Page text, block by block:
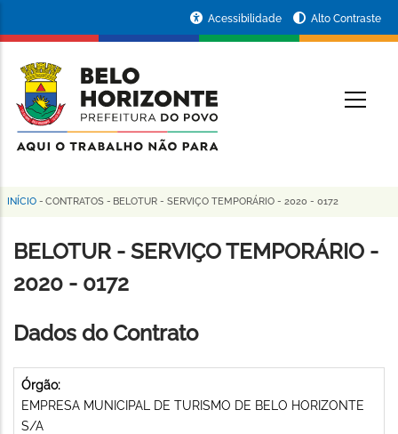
conteúdo
principal
da
Prefeitura
de
Horizonte
Acessibilidade Alto Contraste
Trilha
de
navegação
INÍCIO - CONTRATOS - BELOTUR - SERVIÇO TEMPORÁRIO - 2020 - 0172
BELOTUR - SERVIÇO TEMPORÁRIO -
2020 - 0172
Dados do Contrato
Órgão:
EMPRESA MUNICIPAL DE TURISMO DE BELO HORIZONTE
S/A